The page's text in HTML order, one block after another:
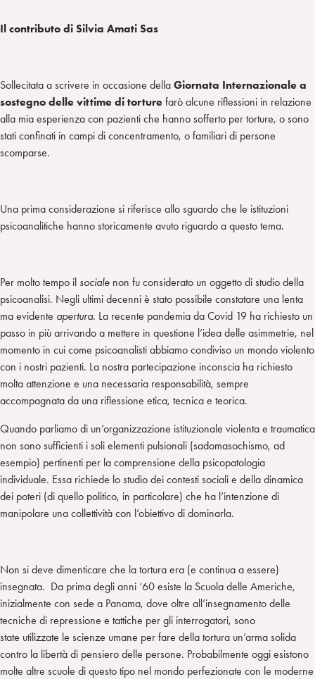
Il contributo di Silvia Amati Sas
Sollecitata a scrivere in occasione della Giornata Internazionale a
sostegno delle vittime di torture farò alcune riflessioni in relazione
alla mia esperienza con pazienti che hanno sofferto per torture, o sono
stati confinati in campi di concentramento, o familiari di persone
scomparse.
Una prima considerazione si riferisce allo sguardo che le istituzioni
psicoanalitiche hanno storicamente avuto riguardo a questo tema.
Per molto tempo il sociale non fu considerato un oggetto di studio della
psicoanalisi. Negli ultimi decenni è stato possibile constatare una lenta
ma evidente apertura. La recente pandemia da Covid 19 ha richiesto un
passo in più arrivando a mettere in questione l’idea delle asimmetrie, nel
momento in cui come psicoanalisti abbiamo condiviso un mondo violento
con i nostri pazienti. La nostra partecipazione inconscia ha richiesto
molta attenzione e una necessaria responsabilità, sempre
accompagnata da una riflessione etica, tecnica e teorica.
Quando parliamo di un’organizzazione istituzionale violenta e traumatica
non sono sufficienti i soli elementi pulsionali (sadomasochismo, ad
esempio) pertinenti per la comprensione della psicopatologia
individuale. Essa richiede lo studio dei contesti sociali e della dinamica
dei poteri (di quello politico, in particolare) che ha l’intenzione di
manipolare una collettività con l’obiettivo di dominarla.
Non si deve dimenticare che la tortura era (e continua a essere)
insegnata. Da prima degli anni ‘60 esiste la Scuola delle Americhe,
inizialmente con sede a Panama, dove oltre all’insegnamento delle
tecniche di repressione e tattiche per gli interrogatori, sono
state utilizzate le scienze umane per fare della tortura un’arma solida
contro la libertà di pensiero delle persone. Probabilmente oggi esistono
molte altre scuole di questo tipo nel mondo perfezionate con le moderne